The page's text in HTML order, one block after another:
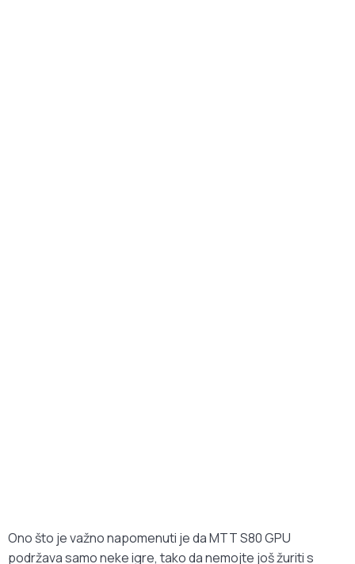
Ono što je važno napomenuti je da MTT S80 GPU
podržava samo neke igre, tako da nemojte još žuriti s